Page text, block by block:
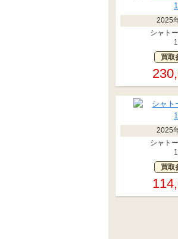
2025
シャト
買取
2025
シャト
買取